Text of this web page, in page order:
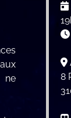
ne
8